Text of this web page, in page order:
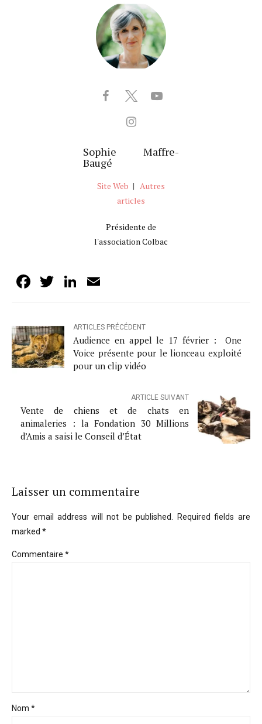
Sophie Maffre-
Baugé
Site Web | Autres
articles
Présidente de
l'association Colbac
Facebook
TwitterLinkedIn
ARTICLES PRÉCÉDENT
Audience en appel le 17 février : One
Voice présente pour le lionceau exploité
pour un clip vidéo
ARTICLE SUIVANT
Vente de chiens et de chats en
animaleries : la Fondation 30 Millions
d’Amis a saisi le Conseil d’État
Laisser un commentaire
Your email address will not be published. Required fields are
marked *
Commentaire *
Nom *